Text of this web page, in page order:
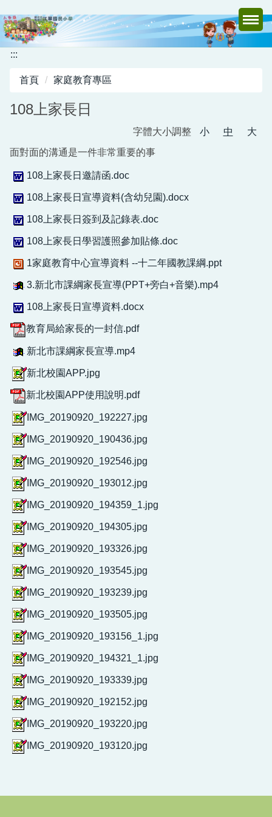
到
主
要
:::
首頁 家庭教育專區
108上家長日
字體大小調整 小 中
大
面對面的溝通是一件非常重要的事
108上家長日邀請函.doc
108上家長日宣導資料(含幼兒園).docx
108上家長日簽到及記錄表.doc
108上家長日學習護照參加貼條.doc
1家庭教育中心宣導資料 --十二年國教課綱.ppt
3.新北市課綱家長宣導(PPT+旁白+音樂).mp4
108上家長日宣導資料.docx
教育局給家長的一封信.pdf
新北市課綱家長宣導.mp4
新北校園APP.jpg
新北校園APP使用說明.pdf
IMG_20190920_192227.jpg
IMG_20190920_190436.jpg
IMG_20190920_192546.jpg
IMG_20190920_193012.jpg
IMG_20190920_194359_1.jpg
IMG_20190920_194305.jpg
IMG_20190920_193326.jpg
IMG_20190920_193545.jpg
IMG_20190920_193239.jpg
IMG_20190920_193505.jpg
IMG_20190920_193156_1.jpg
IMG_20190920_194321_1.jpg
IMG_20190920_193339.jpg
IMG_20190920_192152.jpg
IMG_20190920_193220.jpg
IMG_20190920_193120.jpg